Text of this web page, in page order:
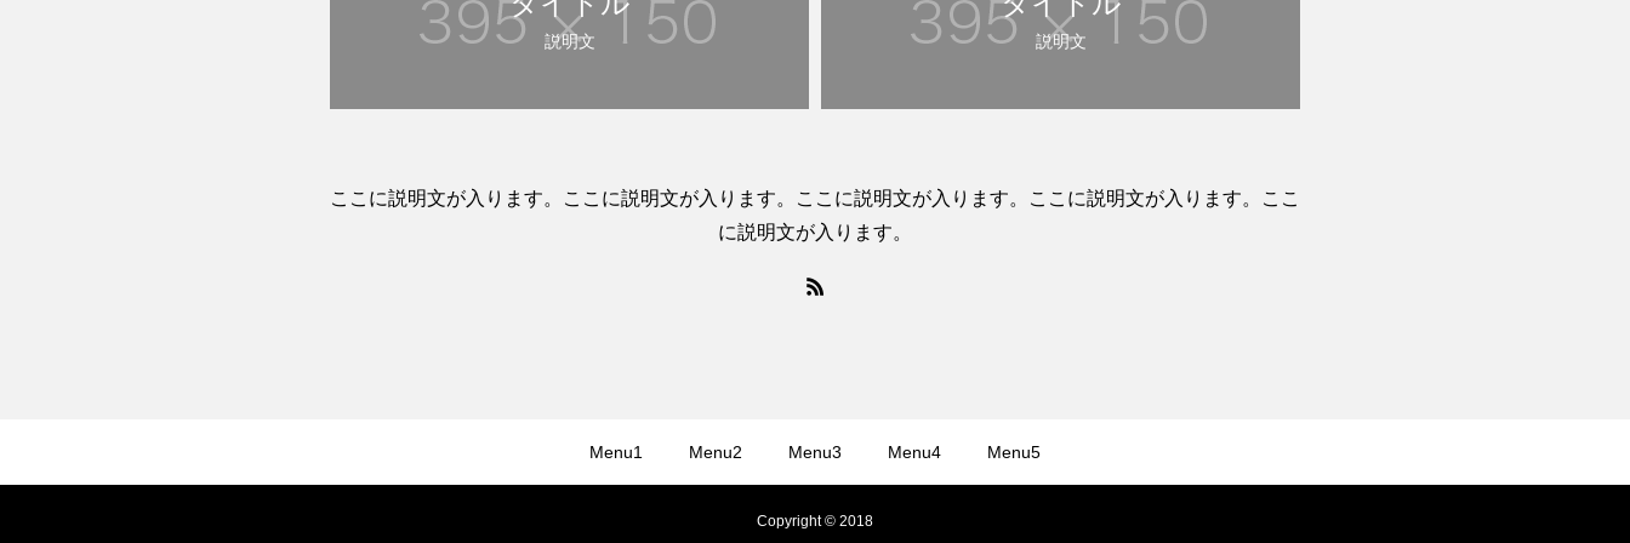
説明文 説明文
ここに説明文が入ります。ここに説明文が入ります。ここに説明文が入ります。ここに説明文が入ります。ここ
に説明文が入ります。
Menu1 Menu2 Menu3 Menu4 Menu5
Copyright © 2018